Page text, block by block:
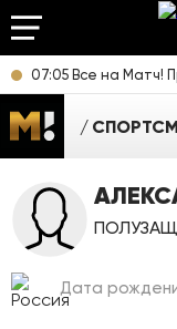
07:05 Все на Матч!
Дата